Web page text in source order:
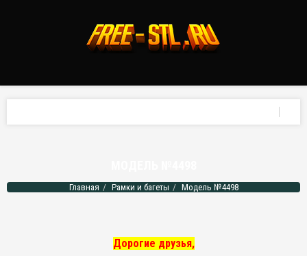
Главная Рамки и багеты Модель №4498
Дорогие друзья,